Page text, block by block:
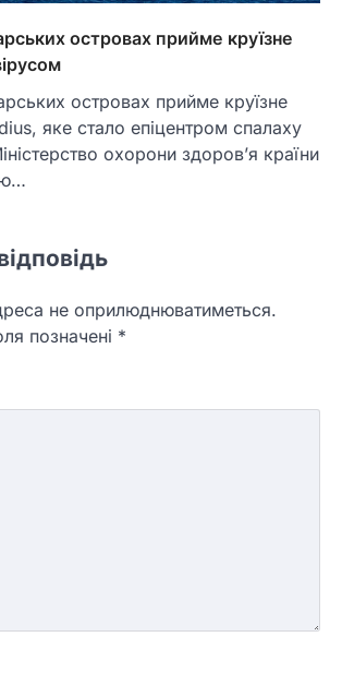
островах прийме круїзне
островах прийме круїзне
яке стало епіцентром спалаху
охорони здоров’я країни
не оприлюднюватиметься.
позначені *